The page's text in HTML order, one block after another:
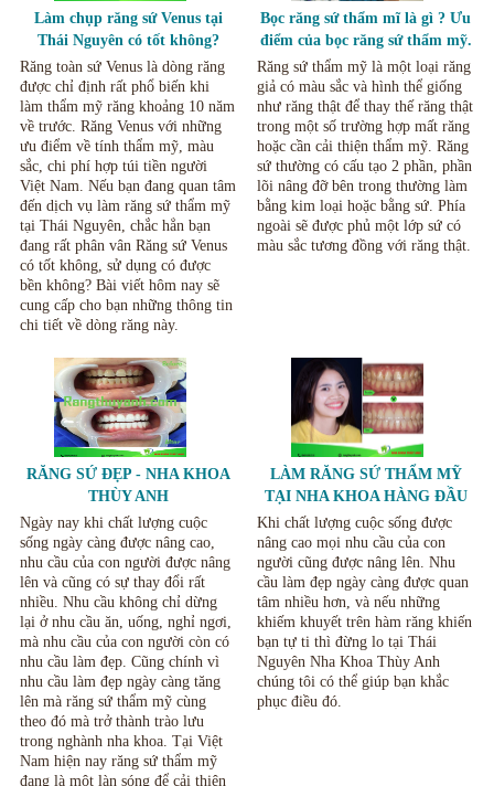
Làm chụp răng sứ Venus tại
Thái Nguyên có tốt không?
Những lưu ý khi sử dụng
Răng toàn sứ Venus là dòng răng
được chỉ định rất phổ biến khi
làm thẩm mỹ răng khoảng 10 năm
về trước. Răng Venus với những
ưu điểm về tính thẩm mỹ, màu
sắc, chi phí hợp túi tiền người
Việt Nam. Nếu bạn đang quan tâm
đến dịch vụ làm răng sứ thẩm mỹ
tại Thái Nguyên, chắc hẳn bạn
đang rất phân vân Răng sứ Venus
có tốt không, sử dụng có được
bền không? Bài viết hôm nay sẽ
cung cấp cho bạn những thông tin
chi tiết về dòng răng này.
Bọc răng sứ thẩm mĩ là gì ? Ưu
điểm của bọc răng sứ thẩm mỹ.
Răng sứ thẩm mỹ là một loại răng
giả có màu sắc và hình thể giống
như răng thật để thay thế răng thật
trong một số trường hợp mất răng
hoặc cần cải thiện thẩm mỹ. Răng
sứ thường có cấu tạo 2 phần, phần
lõi nâng đỡ bên trong thường làm
bằng kim loại hoặc bằng sứ. Phía
ngoài sẽ được phủ một lớp sứ có
màu sắc tương đồng với răng thật.
RĂNG SỨ ĐẸP - NHA KHOA
THÙY ANH
Ngày nay khi chất lượng cuộc
sống ngày càng được nâng cao,
nhu cầu của con người được nâng
lên và cũng có sự thay đổi rất
nhiều. Nhu cầu không chỉ dừng
lại ở nhu cầu ăn, uống, nghỉ ngơi,
mà nhu cầu của con người còn có
nhu cầu làm đẹp. Cũng chính vì
nhu cầu làm đẹp ngày càng tăng
lên mà răng sứ thẩm mỹ cùng
theo đó mà trở thành trào lưu
trong nghành nha khoa. Tại Việt
Nam hiện nay răng sứ thẩm mỹ
đang là một làn sóng để cải thiện
LÀM RĂNG SỨ THẨM MỸ
TẠI NHA KHOA HÀNG ĐẦU
TẠI THÁI NGUYÊN.
Khi chất lượng cuộc sống được
nâng cao mọi nhu cầu của con
người cũng được nâng lên. Nhu
cầu làm đẹp ngày càng được quan
tâm nhiều hơn, và nếu những
khiếm khuyết trên hàm răng khiến
bạn tự ti thì đừng lo tại Thái
Nguyên Nha Khoa Thùy Anh
chúng tôi có thể giúp bạn khắc
phục điều đó.